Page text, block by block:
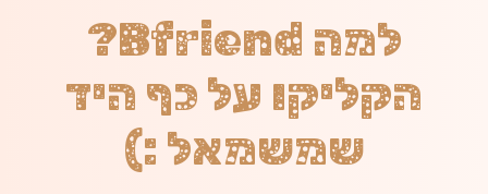
למה Bfriend?
הקליקו על כף היד
שמשמאל :)